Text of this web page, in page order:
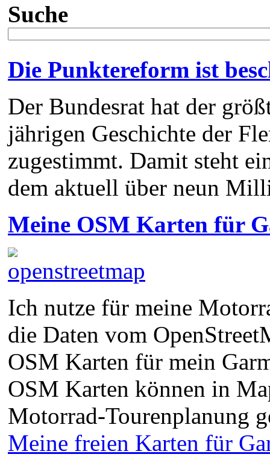
Suche
Die Punktereform ist
Der Bundesrat hat der
jährigen Geschichte der
zugestimmt. Damit steht
dem aktuell über neun
Meine OSM Karten für
Ich nutze für meine
die Daten vom
OSM Karten für mein
OSM Karten können in
Motorrad-Tourenplanung
Meine freien Karten für